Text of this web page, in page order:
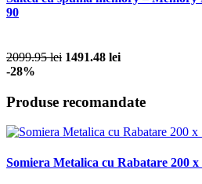
90
2099.95 lei 1491.48 lei
-28%
Produse recomandate
Somiera Metalica cu Rabatare 200 x